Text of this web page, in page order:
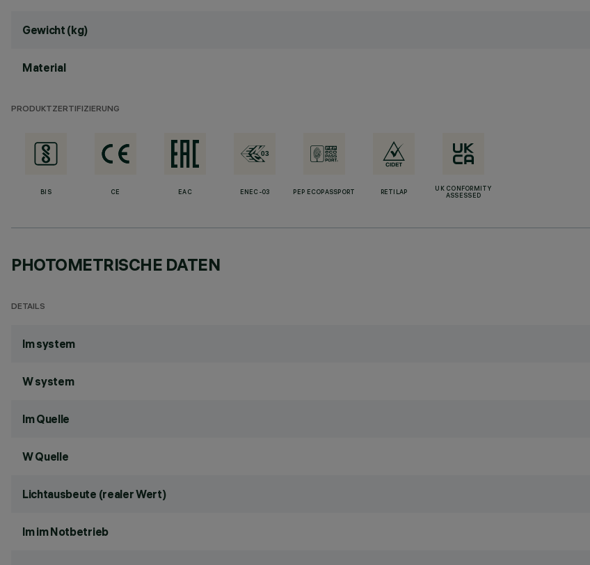
Gewicht (kg)
Material
PRODUKTZERTIFIZIERUNG
BIS CE EAC ENEC-03 PEP ECOPASSPORT RETILAP
UK CONFORMITY
ASSESSED
PHOTOMETRISCHE DATEN
DETAILS
lm system
W system
lm Quelle
W Quelle
Lichtausbeute (realer Wert)
lm im Notbetrieb